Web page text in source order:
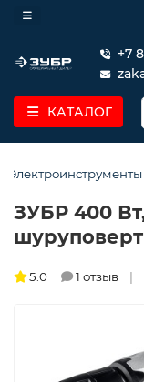
+7
КАТАЛОГ
Электроинструменты
ЗУБР 400
5.0 1 отзыв